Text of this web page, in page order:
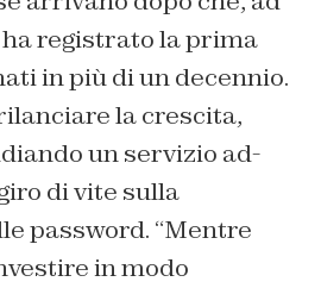
ha registrato la prima
in più di un decennio.
la crescita,
un servizio ad-
di vite sulla
password. “Mentre
in modo